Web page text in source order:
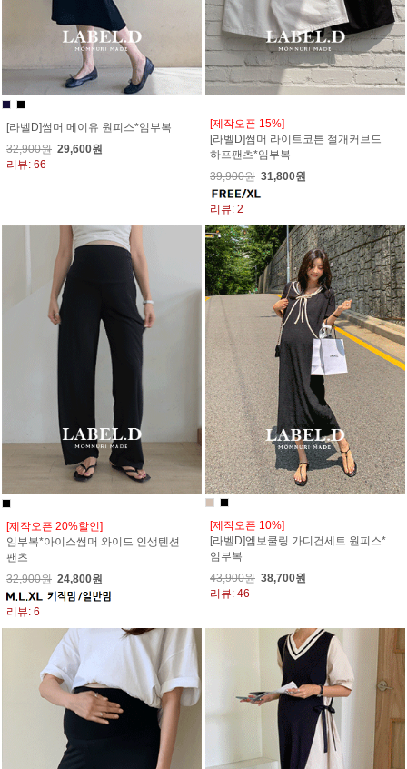
[라벨D]썸머 메이유 원피스*임부복
32,900원 29,600원
리뷰: 66
[제작오픈 15%]
[라벨D]썸머 라이트코튼 절개커브드
하프팬츠*임부복
39,900원 31,800원
리뷰: 2
[제작오픈 20%할인]
임부복*아이스썸머 와이드 인생텐션
팬츠
32,900원 24,800원
리뷰: 6
[제작오픈 10%]
[라벨D]엠보쿨링 가디건세트 원피스*
임부복
43,900원 38,700원
리뷰: 46